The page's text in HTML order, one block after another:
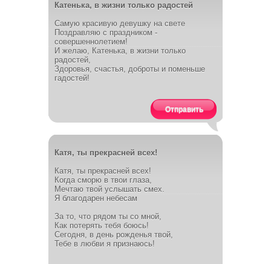
Катенька, в жизни только радостей
Самую красивую девушку на свете
Поздравляю с праздником -
совершеннолетием!
И желаю, Катенька, в жизни только
радостей,
Здоровья, счастья, доброты и поменьше
гадостей!
Отправить
Катя, ты прекрасней всех!
Катя, ты прекрасней всех!
Когда сморю в твои глаза,
Мечтаю твой услышать смех.
Я благодарен небесам
За то, что рядом ты со мной,
Как потерять тебя боюсь!
Сегодня, в день рожденья твой,
Тебе в любви я признаюсь!